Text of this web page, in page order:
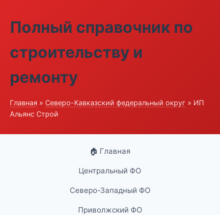
Полный справочник по
строительству и
ремонту
Главная » Северо-Кавказский федеральный округ » ИП
Альянс Строй
🏠 Главная
Центральный ФО
Северо-Западный ФО
Приволжский ФО